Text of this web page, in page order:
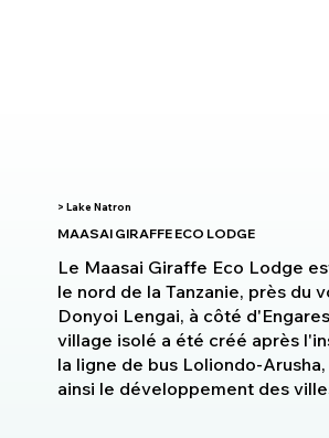
> Lake Natron
MAASAI GIRAFFE ECO LODGE
Le Maasai Giraffe Eco Lodge
le nord de la Tanzanie, près du
Donyoi Lengai, à côté
village isolé a été créé après
la ligne de bus Loliondo-
ainsi le développement des